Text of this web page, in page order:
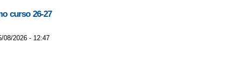
curso 26-27
08/2026 - 12:47